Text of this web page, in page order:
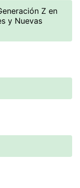
Z en
y Nuevas